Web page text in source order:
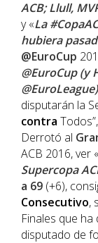
ACB; Llull,
y «La
hubiera
@EuroCup
@EuroCup (y
disputarán la
contra
Derrotó al
ACB 2016, ver «
Supercopa
a 69 (+6),
Consecutivo,
Finales que
disputado de